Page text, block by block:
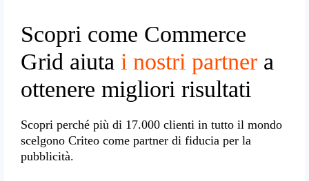
Scopri come Commerce
Grid aiuta i nostri partner a
ottenere migliori risultati
Scopri perchépiù di 17.000 clienti in tutto il mondo
scelgono Criteo come partner di fiducia per la
pubblicità.